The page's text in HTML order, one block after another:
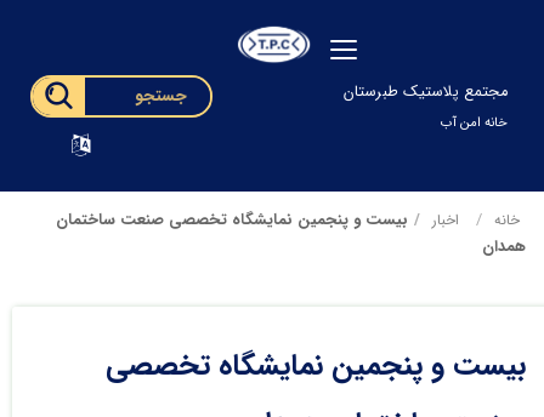
مجتمع پلاستیک طبرستان
خانه امن آب
خانه اخبار
بیست و پنجمین نمایشگاه تخصصی صنعت ساختمان
همدان
بیست و پنجمین نمایشگاه تخصصی